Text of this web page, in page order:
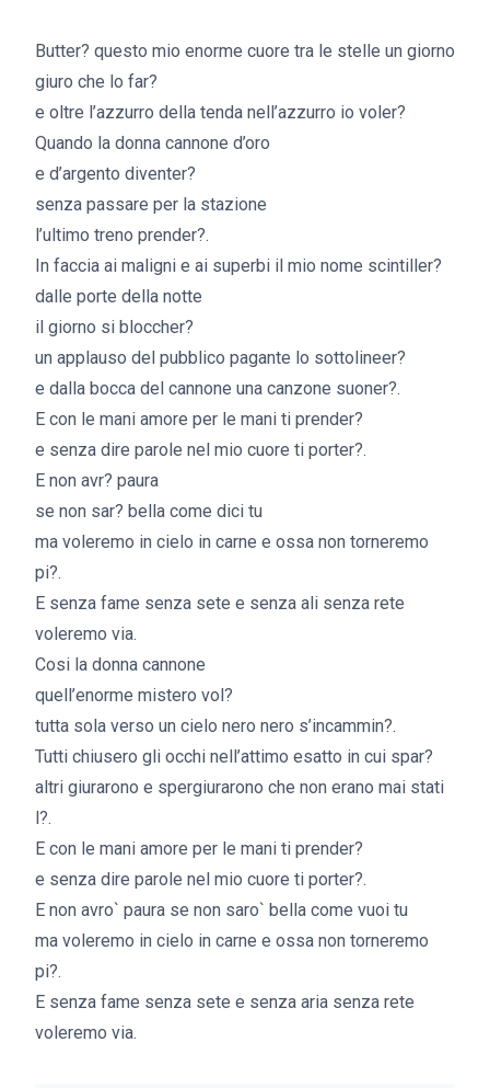
Butter? questo mio enorme cuore tra le stelle un giorno
giuro che lo far?
e oltre l’azzurro della tenda nell’azzurro io voler?
Quando la donna cannone d’oro
e d’argento diventer?
senza passare per la stazione
l’ultimo treno prender?.
In faccia ai maligni e ai superbi il mio nome scintiller?
dalle porte della notte
il giorno si bloccher?
un applauso del pubblico pagante lo sottolineer?
e dalla bocca del cannone una canzone suoner?.
E con le mani amore per le mani ti prender?
e senza dire parole nel mio cuore ti porter?.
E non avr? paura
se non sar? bella come dici tu
ma voleremo in cielo in carne e ossa non torneremo
pi?.
E senza fame senza sete e senza ali senza rete
voleremo via.
Cosi la donna cannone
quell’enorme mistero vol?
tutta sola verso un cielo nero nero s’incammin?.
Tutti chiusero gli occhi nell’attimo esatto in cui spar?
altri giurarono e spergiurarono che non erano mai stati
l?.
E con le mani amore per le mani ti prender?
e senza dire parole nel mio cuore ti porter?.
E non avro` paura se non saro` bella come vuoi tu
ma voleremo in cielo in carne e ossa non torneremo
pi?.
E senza fame senza sete e senza aria senza rete
voleremo via.